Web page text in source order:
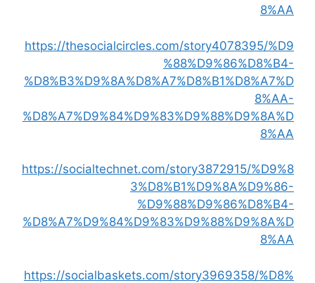
8%AA
https://thesocialcircles.com/story4078395/%D9
%88%D9%86%D8%B4-
%D8%B3%D9%8A%D8%A7%D8%B1%D8%A7%D
8%AA-
%D8%A7%D9%84%D9%83%D9%88%D9%8A%D
8%AA
https://socialtechnet.com/story3872915/%D9%8
3%D8%B1%D9%8A%D9%86-
%D9%88%D9%86%D8%B4-
%D8%A7%D9%84%D9%83%D9%88%D9%8A%D
8%AA
https://socialbaskets.com/story3969358/%D8%